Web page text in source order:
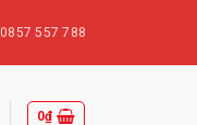
0857 557 788
0₫